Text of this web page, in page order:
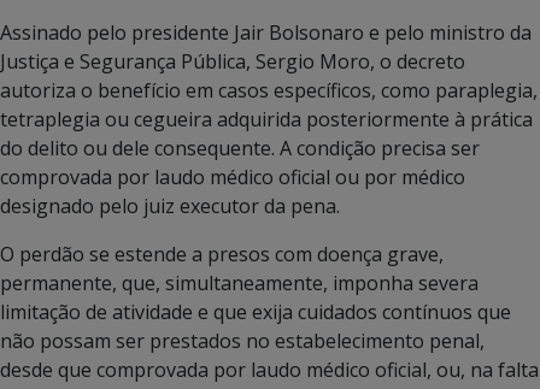
Assinado pelo presidente Jair Bolsonaro e pelo ministro da
Justiça e Segurança Pública, Sergio Moro, o decreto
autoriza o benefício em casos específicos, como paraplegia,
tetraplegia ou cegueira adquirida posteriormente à prática
do delito ou dele consequente. A condição precisa ser
comprovada por laudo médico oficial ou por médico
designado pelo juiz executor da pena.
O perdão se estende a presos com doença grave,
permanente, que, simultaneamente, imponha severa
limitação de atividade e que exija cuidados contínuos que
não possam ser prestados no estabelecimento penal,
desde que comprovada por laudo médico oficial, ou, na falta